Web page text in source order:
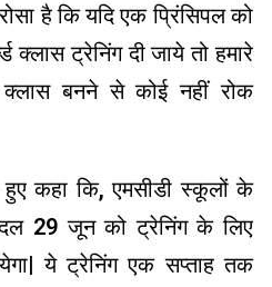
है कि यदि एक प्रिंसिपल को
क्लास ट्रेनिंग दी जाये तो हमारे
क्लास बनने से कोई नहीं रोक
हुए कहा कि, एमसीडी स्कूलों के
दल 29 जून को ट्रेनिंग के लिए
ये ट्रेनिंग एक सप्ताह तक